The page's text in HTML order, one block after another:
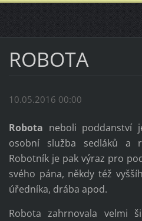
ROBOTA
10.05.2016 00:00
Robota neboli poddanství
osobní služba sedláků a
Robotník je pak výraz pro
svého pána, někdy též
úředníka, drába apod.
Robota zahrnovala velmi